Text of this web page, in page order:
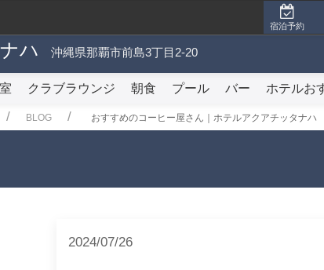
宿泊予約
ハ 沖縄県那覇市前島3丁目2-20
クラブラウンジ 朝食 プール バー ホテルお
BLOG おすすめのコーヒー屋さん｜ホテルアクアチッタナハ
2024/07/26